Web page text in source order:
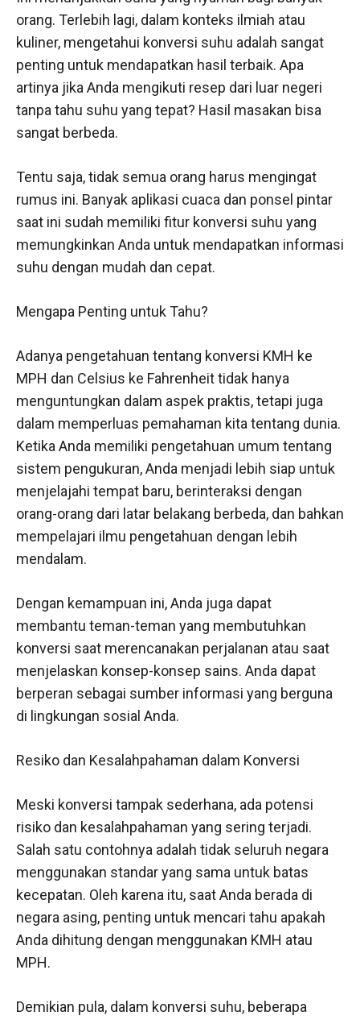
orang. Terlebih lagi, dalam konteks ilmiah atau
kuliner, mengetahui konversi suhu adalah sangat
penting untuk mendapatkan hasil terbaik. Apa
artinya jika Anda mengikuti resep dari luar negeri
tanpa tahu suhu yang tepat? Hasil masakan bisa
sangat berbeda.
Tentu saja, tidak semua orang harus mengingat
rumus ini. Banyak aplikasi cuaca dan ponsel pintar
saat ini sudah memiliki fitur konversi suhu yang
memungkinkan Anda untuk mendapatkan informasi
suhu dengan mudah dan cepat.
Mengapa Penting untuk Tahu?
Adanya pengetahuan tentang konversi KMH ke
MPH dan Celsius ke Fahrenheit tidak hanya
menguntungkan dalam aspek praktis, tetapi juga
dalam memperluas pemahaman kita tentang dunia.
Ketika Anda memiliki pengetahuan umum tentang
sistem pengukuran, Anda menjadi lebih siap untuk
menjelajahi tempat baru, berinteraksi dengan
orang-orang dari latar belakang berbeda, dan bahkan
mempelajari ilmu pengetahuan dengan lebih
mendalam.
Dengan kemampuan ini, Anda juga dapat
membantu teman-teman yang membutuhkan
konversi saat merencanakan perjalanan atau saat
menjelaskan konsep-konsep sains. Anda dapat
berperan sebagai sumber informasi yang berguna
di lingkungan sosial Anda.
Resiko dan Kesalahpahaman dalam Konversi
Meski konversi tampak sederhana, ada potensi
risiko dan kesalahpahaman yang sering terjadi.
Salah satu contohnya adalah tidak seluruh negara
menggunakan standar yang sama untuk batas
kecepatan. Oleh karena itu, saat Anda berada di
negara asing, penting untuk mencari tahu apakah
Anda dihitung dengan menggunakan KMH atau
MPH.
Demikian pula, dalam konversi suhu, beberapa